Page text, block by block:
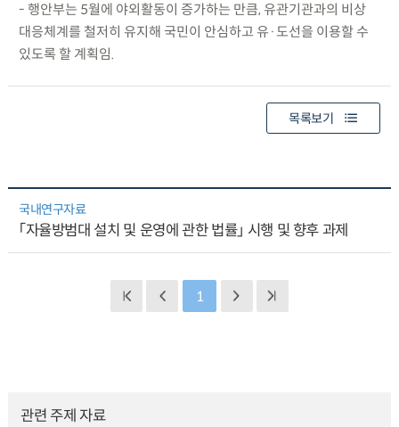
- 행안부는 5월에 야외활동이 증가하는 만큼, 유관기관과의 비상
대응체계를 철저히 유지해 국민이 안심하고 유·도선을 이용할 수
있도록 할 계획임.
목록보기
국내연구자료
「자율방범대 설치 및 운영에 관한 법률」 시행 및 향후 과제
1
관련 주제 자료